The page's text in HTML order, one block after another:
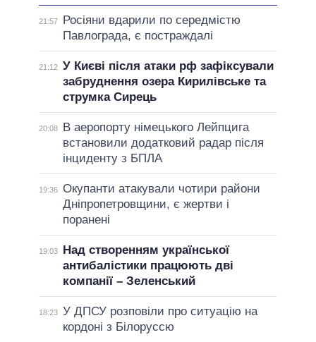
21:57
Росіяни вдарили по середмістю
Павлограда, є постраждалі
21:12 У Києві після атаки рф зафіксували
забруднення озера Кирилівське та
струмка Сирець
20:08
В аеропорту німецького Лейпцига
встановили додатковий радар після
інциденту з БПЛА
19:36 Окупанти атакували чотири райони
Дніпропетровщини, є жертви і
поранені
19:03
Над створенням української
антибалістики працюють дві
компанії – Зеленський
18:23 У ДПСУ розповіли про ситуацію на
кордоні з Білоруссю